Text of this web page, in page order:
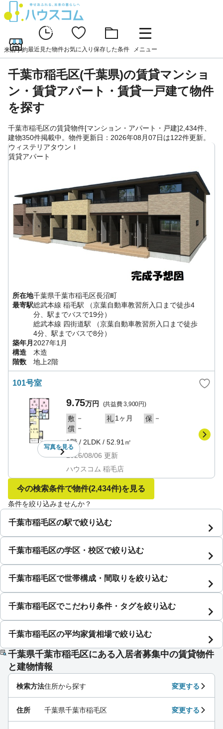
来店予約最近見た物件お気に入り 保存した条件 メニュー
千葉市稲毛区(千葉県)の賃貸マンショ
ン・賃貸アパート・賃貸一戸建て物件
を探す
千葉市稲毛区の賃貸物件[マンション・アパート・戸建]2,434件、
建物350件掲載中。物件更新日：2026年08月07日は122件更新。
ウィステリアタウンＩ
賃貸アパート
所在地千葉県千葉市稲毛区長沼町
最寄駅総武本線 稲毛駅
（京葉自動車教習所入口まで徒歩4
分、駅までバスで19分）
総武本線 四街道駅
（京葉自動車教習所入口まで徒歩
4分、駅までバスで8分）
築年月 2027年1月
構造
木造
階数
地上2階
101号室
写真を見る
9.75万円 (共益費3,900円)
敷 － 礼 1ヶ月 保 －
償 －
1階/ 2LDK / 52.91㎡
2026/08/06 更新
ハウスコム 稲毛店
今の検索条件で物件(2,434件)を見る
条件を絞り込みませんか？
千葉市稲毛区の駅で絞り込む
千葉市稲毛区の学区・校区で絞り込む
千葉市稲毛区で世帯構成・間取りを絞り込む
千葉市稲毛区でこだわり条件・タグを絞り込む
千葉市稲毛区の平均家賃相場で絞り込む
千葉県千葉市稲毛区にある入居者募集中の賃貸物件
と建物情報
検索方法住所から探す 変更する
住所 千葉県千葉市稲毛区 変更する